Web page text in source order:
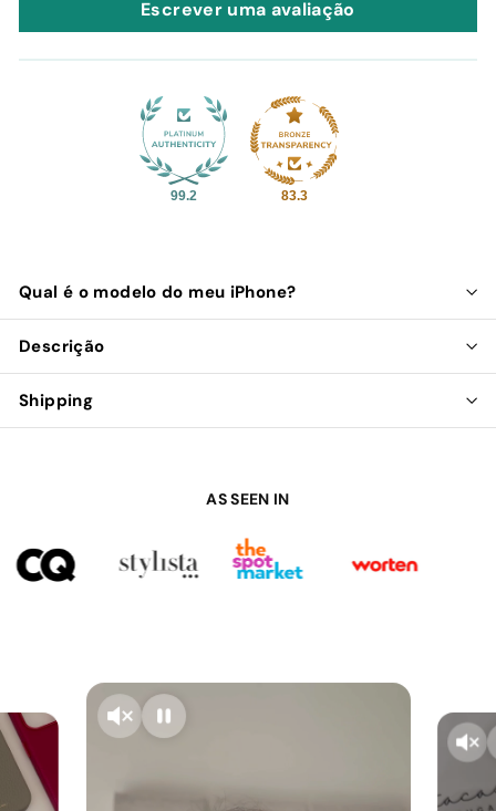
Escrever uma avaliação
99.2 83.3
Qual é o modelo do meu iPhone?
Descrição
Shipping
AS SEEN IN